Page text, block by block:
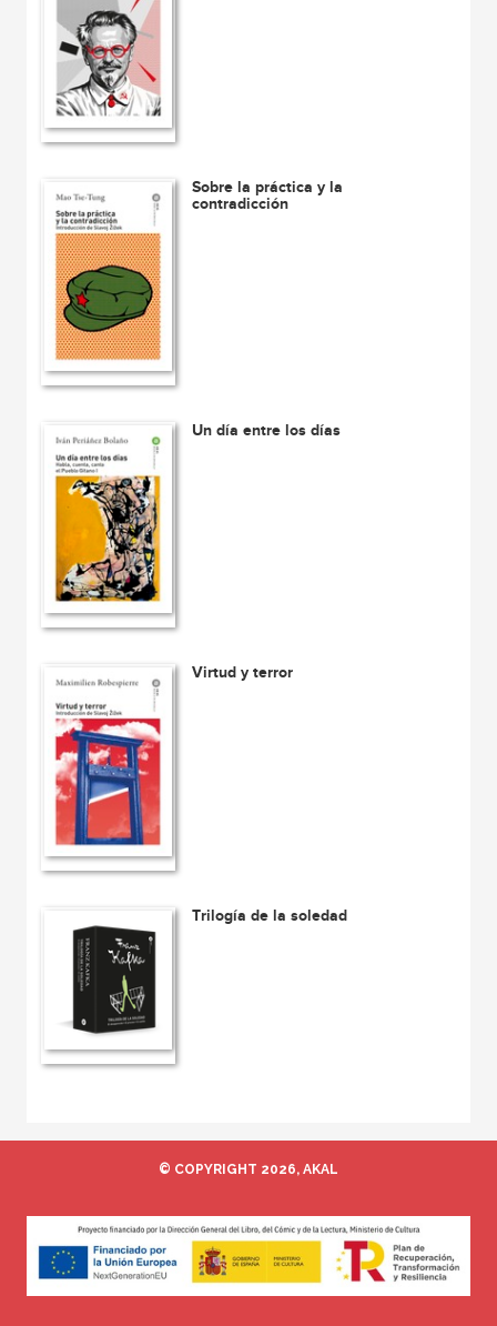
Sobre la práctica y la
contradicción
Un día entre los días
Virtud y terror
Trilogía de la soledad
© COPYRIGHT 2026, AKAL